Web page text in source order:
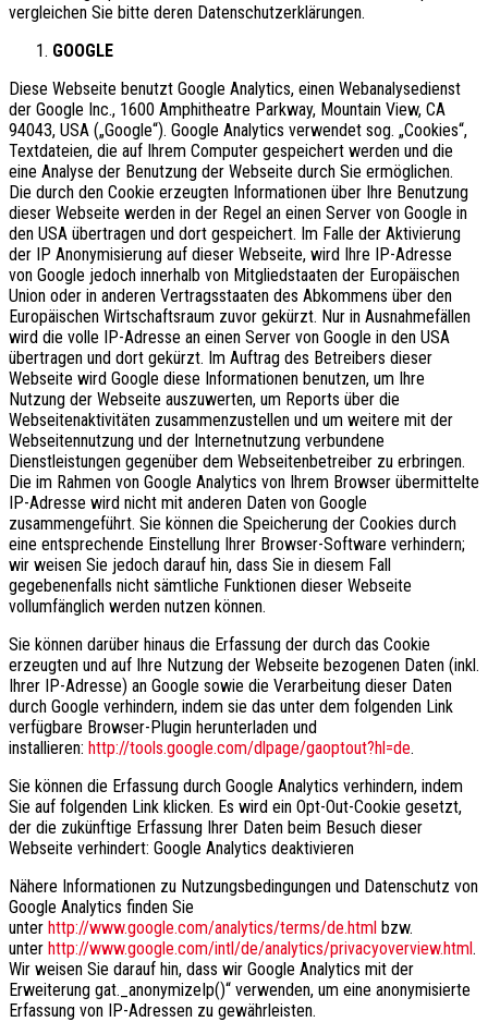
vergleichen Sie bitte deren Datenschutzerklärungen.
GOOGLE
Diese Webseite benutzt Google Analytics, einen Webanalysedienst
der Google Inc., 1600 Amphitheatre Parkway, Mountain View, CA
94043, USA („Google“). Google Analytics verwendet sog. „Cookies“,
Textdateien, die auf Ihrem Computer gespeichert werden und die
eine Analyse der Benutzung der Webseite durch Sie ermöglichen.
Die durch den Cookie erzeugten Informationen über Ihre Benutzung
dieser Webseite werden in der Regel an einen Server von Google in
den USA übertragen und dort gespeichert. Im Falle der Aktivierung
der IP Anonymisierung auf dieser Webseite, wird Ihre IP-Adresse
von Google jedoch innerhalb von Mitgliedstaaten der Europäischen
Union oder in anderen Vertragsstaaten des Abkommens über den
Europäischen Wirtschaftsraum zuvor gekürzt. Nur in Ausnahmefällen
wird die volle IP-Adresse an einen Server von Google in den USA
übertragen und dort gekürzt. Im Auftrag des Betreibers dieser
Webseite wird Google diese Informationen benutzen, um Ihre
Nutzung der Webseite auszuwerten, um Reports über die
Webseitenaktivitäten zusammenzustellen und um weitere mit der
Webseitennutzung und der Internetnutzung verbundene
Dienstleistungen gegenüber dem Webseitenbetreiber zu erbringen.
Die im Rahmen von Google Analytics von Ihrem Browser übermittelte
IP-Adresse wird nicht mit anderen Daten von Google
zusammengeführt. Sie können die Speicherung der Cookies durch
eine entsprechende Einstellung Ihrer Browser-Software verhindern;
wir weisen Sie jedoch darauf hin, dass Sie in diesem Fall
gegebenenfalls nicht sämtliche Funktionen dieser Webseite
vollumfänglich werden nutzen können.
Sie können darüber hinaus die Erfassung der durch das Cookie
erzeugten und auf Ihre Nutzung der Webseite bezogenen Daten (inkl.
Ihrer IP-Adresse) an Google sowie die Verarbeitung dieser Daten
durch Google verhindern, indem sie das unter dem folgenden Link
verfügbare Browser-Plugin herunterladen und
installieren: http://tools.google.com/dlpage/gaoptout?hl=de.
Sie können die Erfassung durch Google Analytics verhindern, indem
Sie auf folgenden Link klicken. Es wird ein Opt-Out-Cookie gesetzt,
der die zukünftige Erfassung Ihrer Daten beim Besuch dieser
Webseite verhindert: Google Analytics deaktivieren
Nähere Informationen zu Nutzungsbedingungen und Datenschutz von
Google Analytics finden Sie
unter http://www.google.com/analytics/terms/de.html bzw.
unter http://www.google.com/intl/de/analytics/privacyoverview.html.
Wir weisen Sie darauf hin, dass wir Google Analytics mit der
Erweiterung gat._anonymizeIp()“ verwenden, um eine anonymisierte
Erfassung von IP-Adressen zu gewährleisten.